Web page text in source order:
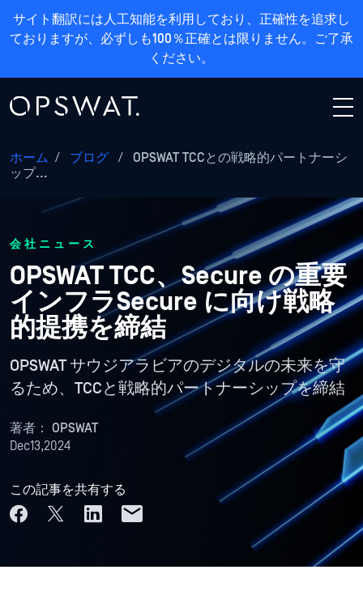
サイト翻訳には人工知能を利用しており、正確性を追求し
ておりますが、必ずしも100％正確とは限りません。ご了承
ください。
ホーム / ブログ /
OPSWAT TCCとの戦略的パートナーシ
ップ...
会社ニュース
OPSWAT TCC、Secure の重要
インフラSecure に向け戦略
的提携を締結
OPSWAT サウジアラビアのデジタルの未来を守
るため、TCCと戦略的パートナーシップを締結
著者： OPSWAT
Dec13,2024
この記事を共有する